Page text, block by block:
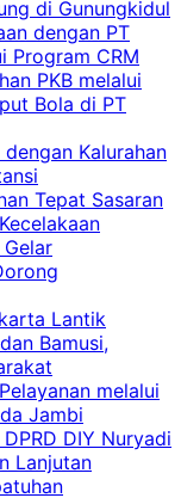
di Gunungkidul
dengan PT
Program CRM
PKB melalui
Bola di PT
Kalurahan
Tepat Sasaran
Lantik
Bamusi,
melalui
Jambi
DIY Nuryadi
Lanjutan